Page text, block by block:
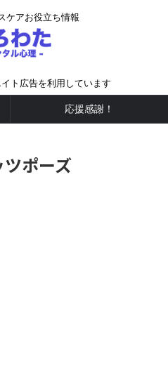
ケアお役立ち情報
ト広告を利用しています
応援感謝！
ポーズ